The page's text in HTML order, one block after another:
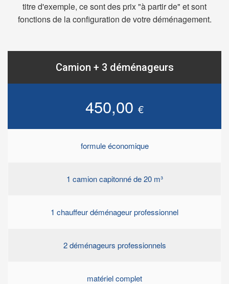
titre d'exemple, ce sont des prix "à partir de" et sont
fonctions de la configuration de votre déménagement.
Camion + 3 déménageurs
450,00 €
formule économique
1 camion capitonné de 20 m³
1 chauffeur déménageur professionnel
2 déménageurs professionnels
matériel complet